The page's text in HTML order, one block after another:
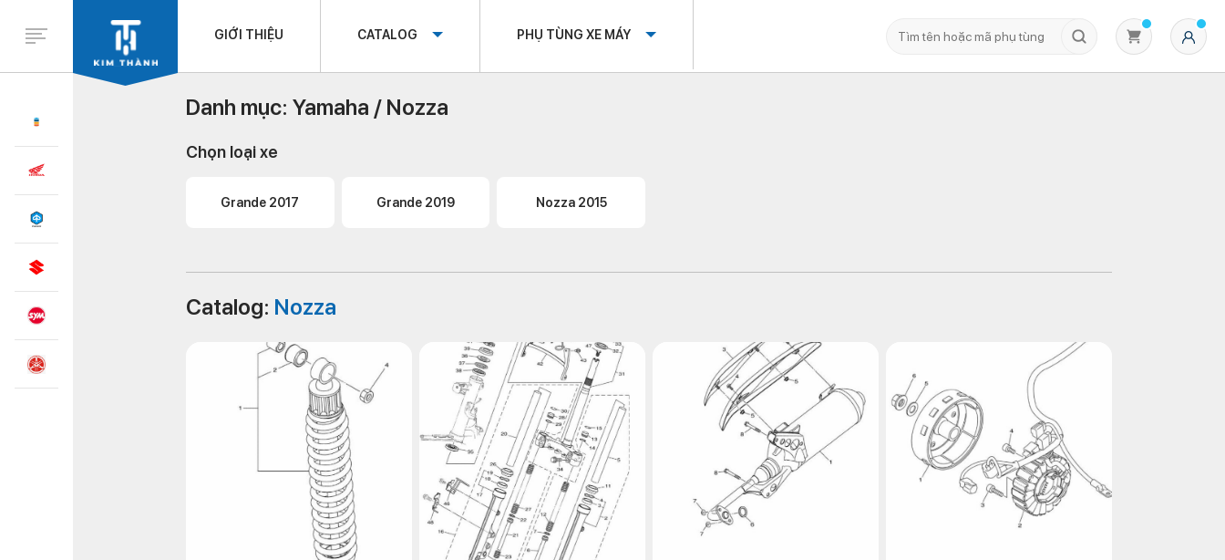
GIỚI THIỆU CATALOG PHỤ TÙNG XE MÁY
Danh mục: Yamaha / Nozza
Chọn loại xe
Grande 2017 Grande 2019 Nozza 2015
Catalog: Nozza